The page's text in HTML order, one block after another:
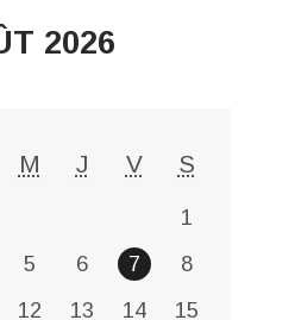
2026
M J V S
1
5 6 7
8
12 13 14 15